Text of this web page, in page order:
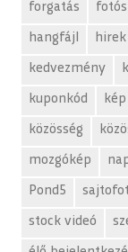
forgatás fotós
hangfájl hirek
kedvezmény
kuponkód kép
közösség
mozgókép
Pond5
stock videó